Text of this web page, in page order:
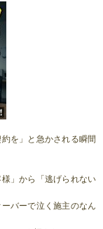
を」と急かされる瞬間
」から「逃げられない
バーで泣く施主のなん